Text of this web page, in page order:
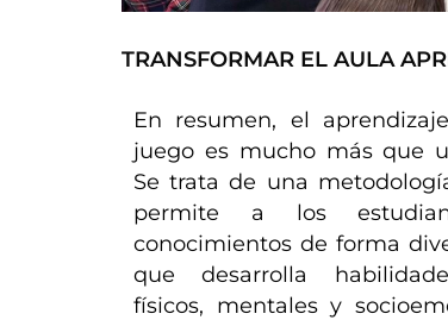
TRANSFORMAR EL AULA
En resumen, el
juego es mucho más que
Se trata de una
permite a los
conocimientos de forma
que desarrolla
físicos, mentales y